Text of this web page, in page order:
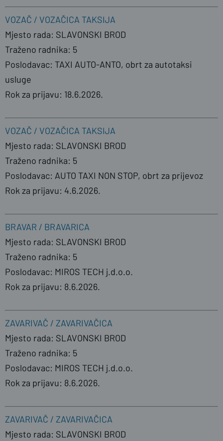
VOZAČ / VOZAČICA TAKSIJA
Mjesto rada: SLAVONSKI BROD
Traženo radnika: 5
Poslodavac: TAXI AUTO-ANTO, obrt za autotaksi
usluge
Rok za prijavu: 18.6.2026.
VOZAČ / VOZAČICA TAKSIJA
Mjesto rada: SLAVONSKI BROD
Traženo radnika: 5
Poslodavac: AUTO TAXI NON STOP, obrt za prijevoz
Rok za prijavu: 4.6.2026.
BRAVAR / BRAVARICA
Mjesto rada: SLAVONSKI BROD
Traženo radnika: 5
Poslodavac: MIROS TECH j.d.o.o.
Rok za prijavu: 8.6.2026.
ZAVARIVAČ / ZAVARIVAČICA
Mjesto rada: SLAVONSKI BROD
Traženo radnika: 5
Poslodavac: MIROS TECH j.d.o.o.
Rok za prijavu: 8.6.2026.
ZAVARIVAČ / ZAVARIVAČICA
Mjesto rada: SLAVONSKI BROD